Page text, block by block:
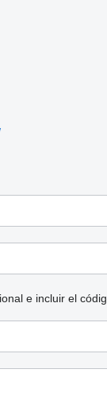
e incluir el